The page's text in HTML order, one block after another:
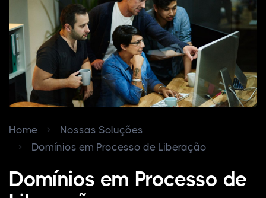
Home
Nossas Soluções
Domínios em Processo de Liberação
Domínios em Processo de